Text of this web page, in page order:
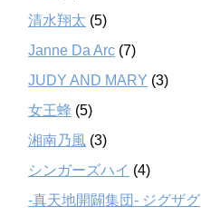
清水翔太 (5)
Janne Da Arc (7)
JUDY AND MARY (3)
女王蜂 (5)
湘南乃風 (3)
シンガーズハイ (4)
-真天地開闢集団- ジグザグ